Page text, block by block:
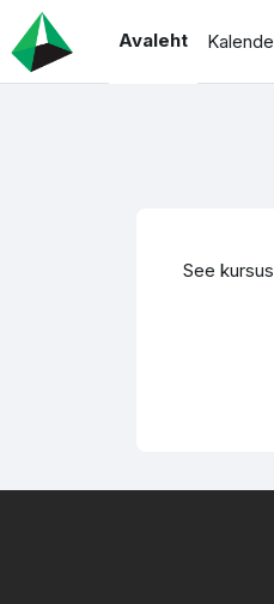
Jäta vahele peasisuni
Avaleht
See